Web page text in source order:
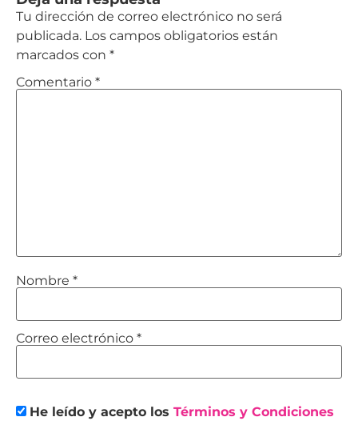
Tu dirección de correo electrónico no será
publicada. Los campos obligatorios están
marcados con *
Comentario *
Nombre *
Correo electrónico *
He leído y acepto los Términos y Condiciones